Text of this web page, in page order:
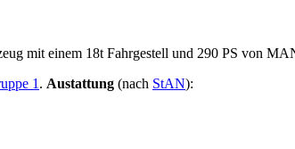
mit einem 18t Fahrgestell und 290 PS von
1 . Austattung (nach StAN):